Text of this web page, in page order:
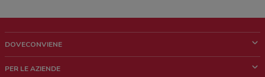
DOVECONVIENE
PER LE AZIENDE